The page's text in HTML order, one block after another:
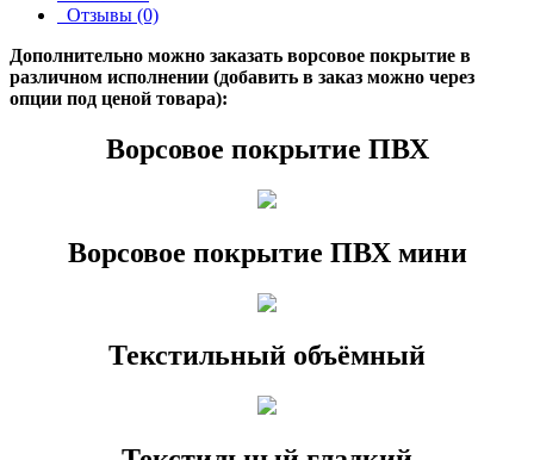
Отзывы (0)
Дополнительно можно заказать ворсовое покрытие в
различном исполнении (добавить в заказ можно через
опции под ценой товара):
Ворсовое покрытие ПВХ
Ворсовое покрытие ПВХ мини
Текстильный объёмный